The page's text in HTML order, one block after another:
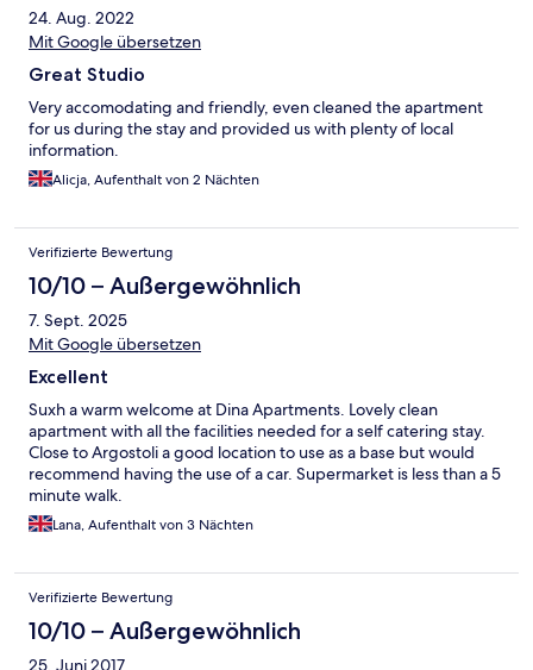
24. Aug. 2022
Mit Google übersetzen
Great Studio
Very accomodating and friendly, even cleaned the apartment
for us during the stay and provided us with plenty of local
information.
Alicja, Aufenthalt von 2 Nächten
Verifizierte Bewertung
10/10 – Außergewöhnlich
7. Sept. 2025
Mit Google übersetzen
Excellent
Suxh a warm welcome at Dina Apartments. Lovely clean
apartment with all the facilities needed for a self catering stay.
Close to Argostoli a good location to use as a base but would
recommend having the use of a car. Supermarket is less than a 5
minute walk.
Lana, Aufenthalt von 3 Nächten
Verifizierte Bewertung
10/10 – Außergewöhnlich
25. Juni 2017